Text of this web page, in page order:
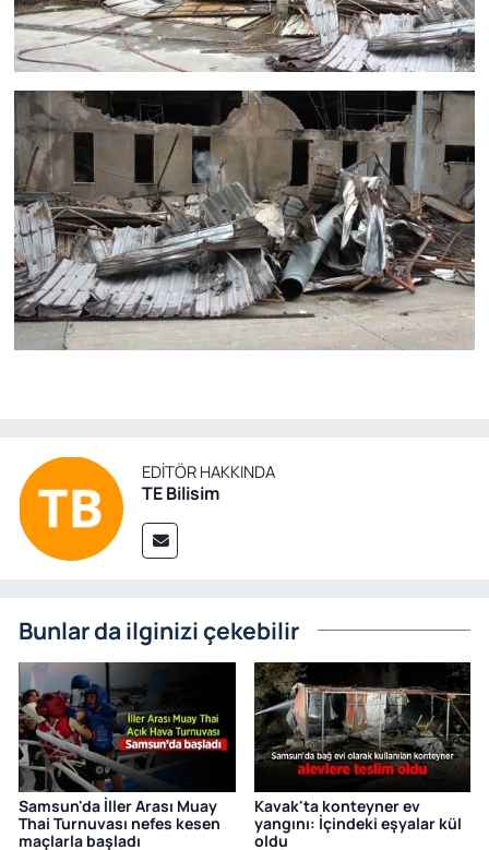
EDITÖR HAKKINDA
TE Bilisim
Bunlar da ilginizi çekebilir
Samsun'da İller Arası Muay
Thai Turnuvası nefes kesen
maçlarla başladı
Kavak'ta konteyner ev
yangını: İçindeki eşyalar kül
oldu